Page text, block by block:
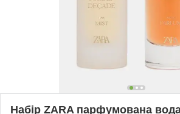
Набір ZARA парфумована